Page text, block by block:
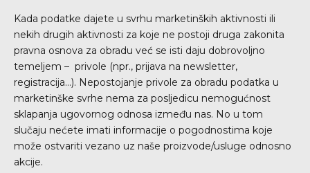
Kada podatke dajete u svrhu marketinških aktivnosti ili
nekih drugih aktivnosti za koje ne postoji druga zakonita
pravna osnova za obradu već se isti daju dobrovoljno
temeljem – privole (npr., prijava na newsletter,
registracija…). Nepostojanje privole za obradu podatka u
marketinške svrhe nema za posljedicu nemogućnost
sklapanja ugovornog odnosa između nas. No u tom
slučaju nećete imati informacije o pogodnostima koje
može ostvariti vezano uz naše proizvode/usluge odnosno
akcije.